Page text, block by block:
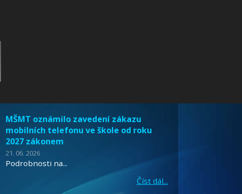
MŠMT oznámilo zavedení zákazu
mobilních telefonu ve škole od roku
2027 zákonem
21. 06. 2026
Podrobnosti na...
Číst dál...